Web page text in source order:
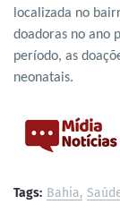
localizada no
doadoras no ano
período, as
neonatais.
Tags: Bahia